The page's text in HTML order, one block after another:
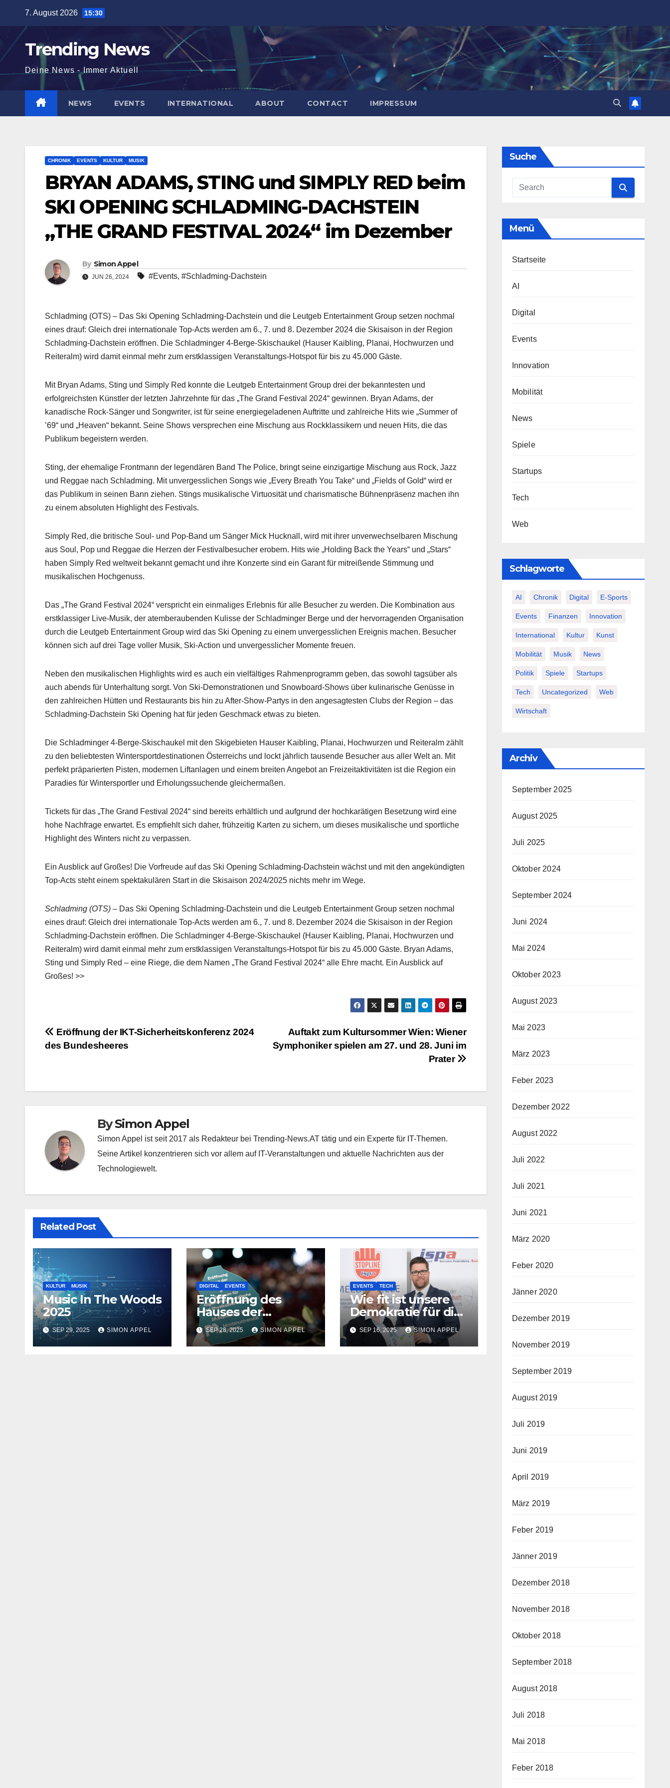
content
7. August 2026 15:30
Trending News
Deine News - Immer Aktuell
NEWS EVENTS INTERNATIONAL ABOUT CONTACT IMPRESSUM
CHRONIK EVENTS KULTUR MUSIK
BRYAN ADAMS, STING und SIMPLY RED beim
SKI OPENING SCHLADMING-DACHSTEIN
„THE GRAND FESTIVAL 2024“ im Dezember
By Simon Appel
JUN 26, 2024 #Events, #Schladming-Dachstein
Schladming (OTS) – Das Ski Opening Schladming-Dachstein und die Leutgeb Entertainment Group setzen nochmal
eines drauf: Gleich drei internationale Top-Acts werden am 6., 7. und 8. Dezember 2024 die Skisaison in der Region
Schladming-Dachstein eröffnen. Die Schladminger 4-Berge-Skischaukel (Hauser Kaibling, Planai, Hochwurzen und
Reiteralm) wird damit einmal mehr zum erstklassigen Veranstaltungs-Hotspot für bis zu 45.000 Gäste.
Mit Bryan Adams, Sting und Simply Red konnte die Leutgeb Entertainment Group drei der bekanntesten und
erfolgreichsten Künstler der letzten Jahrzehnte für das „The Grand Festival 2024“ gewinnen. Bryan Adams, der
kanadische Rock-Sänger und Songwriter, ist für seine energiegeladenen Auftritte und zahlreiche Hits wie „Summer of
’69“ und „Heaven“ bekannt. Seine Shows versprechen eine Mischung aus Rockklassikern und neuen Hits, die das
Publikum begeistern werden.
Sting, der ehemalige Frontmann der legendären Band The Police, bringt seine einzigartige Mischung aus Rock, Jazz
und Reggae nach Schladming. Mit unvergesslichen Songs wie „Every Breath You Take“ und „Fields of Gold“ wird er
das Publikum in seinen Bann ziehen. Stings musikalische Virtuosität und charismatische Bühnenpräsenz machen ihn
zu einem absoluten Highlight des Festivals.
Simply Red, die britische Soul- und Pop-Band um Sänger Mick Hucknall, wird mit ihrer unverwechselbaren Mischung
aus Soul, Pop und Reggae die Herzen der Festivalbesucher erobern. Hits wie „Holding Back the Years“ und „Stars“
haben Simply Red weltweit bekannt gemacht und ihre Konzerte sind ein Garant für mitreißende Stimmung und
musikalischen Hochgenuss.
Das „The Grand Festival 2024“ verspricht ein einmaliges Erlebnis für alle Besucher zu werden. Die Kombination aus
erstklassiger Live-Musik, der atemberaubenden Kulisse der Schladminger Berge und der hervorragenden Organisation
durch die Leutgeb Entertainment Group wird das Ski Opening zu einem unvergesslichen Ereignis machen. Besucher
können sich auf drei Tage voller Musik, Ski-Action und unvergesslicher Momente freuen.
Neben den musikalischen Highlights wird es auch ein vielfältiges Rahmenprogramm geben, das sowohl tagsüber als
auch abends für Unterhaltung sorgt. Von Ski-Demonstrationen und Snowboard-Shows über kulinarische Genüsse in
den zahlreichen Hütten und Restaurants bis hin zu After-Show-Partys in den angesagtesten Clubs der Region – das
Schladming-Dachstein Ski Opening hat für jeden Geschmack etwas zu bieten.
Die Schladminger 4-Berge-Skischaukel mit den Skigebieten Hauser Kaibling, Planai, Hochwurzen und Reiteralm zählt
zu den beliebtesten Wintersportdestinationen Österreichs und lockt jährlich tausende Besucher aus aller Welt an. Mit
perfekt präparierten Pisten, modernen Liftanlagen und einem breiten Angebot an Freizeitaktivitäten ist die Region ein
Paradies für Wintersportler und Erholungssuchende gleichermaßen.
Tickets für das „The Grand Festival 2024“ sind bereits erhältlich und aufgrund der hochkarätigen Besetzung wird eine
hohe Nachfrage erwartet. Es empfiehlt sich daher, frühzeitig Karten zu sichern, um dieses musikalische und sportliche
Highlight des Winters nicht zu verpassen.
Ein Ausblick auf Großes! Die Vorfreude auf das Ski Opening Schladming-Dachstein wächst und mit den angekündigten
Top-Acts steht einem spektakulären Start in die Skisaison 2024/2025 nichts mehr im Wege.
Schladming (OTS) – Das Ski Opening Schladming-Dachstein und die Leutgeb Entertainment Group setzen nochmal
eines drauf: Gleich drei internationale Top-Acts werden am 6., 7. und 8. Dezember 2024 die Skisaison in der Region
Schladming-Dachstein eröffnen. Die Schladminger 4-Berge-Skischaukel (Hauser Kaibling, Planai, Hochwurzen und
Reiteralm) wird damit einmal mehr zum erstklassigen Veranstaltungs-Hotspot für bis zu 45.000 Gäste. Bryan Adams,
Sting und Simply Red – eine Riege, die dem Namen „The Grand Festival 2024“ alle Ehre macht. Ein Ausblick auf
Großes! >>
Beitrags-
Auftakt zum Kultursommer Wien: Wiener
Symphoniker spielen am 27. und 28. Juni im
Prater
Eröffnung der IKT-Sicherheitskonferenz 2024
des Bundesheeres
BySimon Appel
Simon Appel ist seit 2017 als Redakteur bei Trending-News.AT tätig und ein Experte für IT-Themen.
Seine Artikel konzentrieren sich vor allem auf IT-Veranstaltungen und aktuelle Nachrichten aus der
Technologiewelt.
Related Post
KULTUR MUSIK
Music In The Woods
2025
SEP 29, 2025 SIMON APPEL
DIGITAL EVENTS
Eröffnung des
Hauses der
Digitalisierung und
des neuen
Chemiezentrums
SEP 28, 2025 SIMON APPEL
EVENTS TECH
Wie fit ist unsere
Demokratie für die
digitale Zeit?
SEP 16, 2025 SIMON APPEL
Suche
Menü
Startseite
AI
Digital
Events
Innovation
Mobilität
News
Spiele
Startups
Tech
Web
Schlagworte
AI Chronik Digital E-Sports
Events Finanzen Innovation
International Kultur Kunst
Mobilität Musik News
Politik Spiele Startups
Tech Uncategorized Web
Wirtschaft
Archiv
September 2025
August 2025
Juli 2025
Oktober 2024
September 2024
Juni 2024
Mai 2024
Oktober 2023
August 2023
Mai 2023
März 2023
Feber 2023
Dezember 2022
August 2022
Juli 2022
Juli 2021
Juni 2021
März 2020
Feber 2020
Jänner 2020
Dezember 2019
November 2019
September 2019
August 2019
Juli 2019
Juni 2019
April 2019
März 2019
Feber 2019
Jänner 2019
Dezember 2018
November 2018
Oktober 2018
September 2018
August 2018
Juli 2018
Mai 2018
Feber 2018